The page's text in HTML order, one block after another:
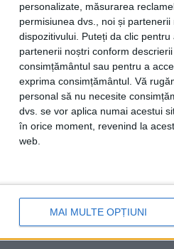
personalizate, măsurarea
permisiunea dvs., noi și
dispozitivului. Puteți da clic
partenerii noștri conform
consimțământul sau pentru a
exprima consimțământul. Vă
personal să nu necesite
dvs. se vor aplica numai acestui
în orice moment, revenind la
web.
MAI MULTE OPȚIUNI